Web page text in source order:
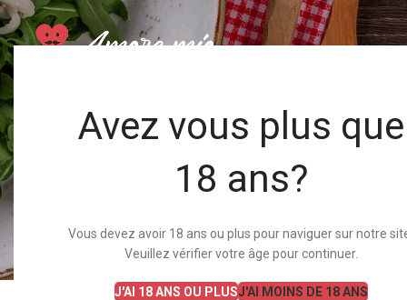
Avez vous plus que
18 ans?
Vous devez avoir 18 ans ou plus pour naviguer sur notre
Veuillez vérifier votre âge pour continuer.
J'AI 18 ANS OU PLUSJ'AI MOINS DE 18 ANS
CATÉGORIES Accueil